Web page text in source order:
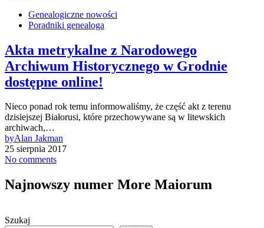
Genealogiczne nowości
Poradniki genealoga
Akta metrykalne z Narodowego
Archiwum Historycznego w Grodnie
dostępne online!
Nieco ponad rok temu informowaliśmy, że część akt z terenu
dzisiejszej Białorusi, które przechowywane są w litewskich
archiwach,…
byAlan Jakman
25 sierpnia 2017
No comments
Najnowszy numer More Maiorum
Szukaj